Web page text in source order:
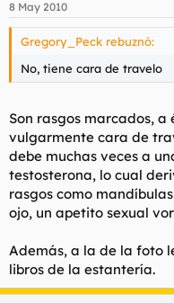
8 May 2010
Gregory_Peck rebuznó:
No, tiene cara de travelo
Son rasgos marcados, a
vulgarmente cara de
debe muchas veces a
testosterona, lo cual
rasgos como
ojo, un apetito sexual
Además, a la de la foto
libros de la estantería.